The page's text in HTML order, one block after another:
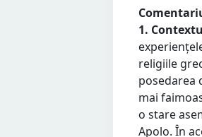
1.
religiile
posedarea
mai
o stare
Apolo. În